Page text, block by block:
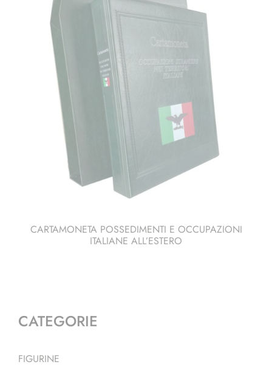
CARTAMONETA POSSEDIMENTI E OCCUPAZIONI
ITALIANE ALL’ESTERO
CATEGORIE
FIGURINE